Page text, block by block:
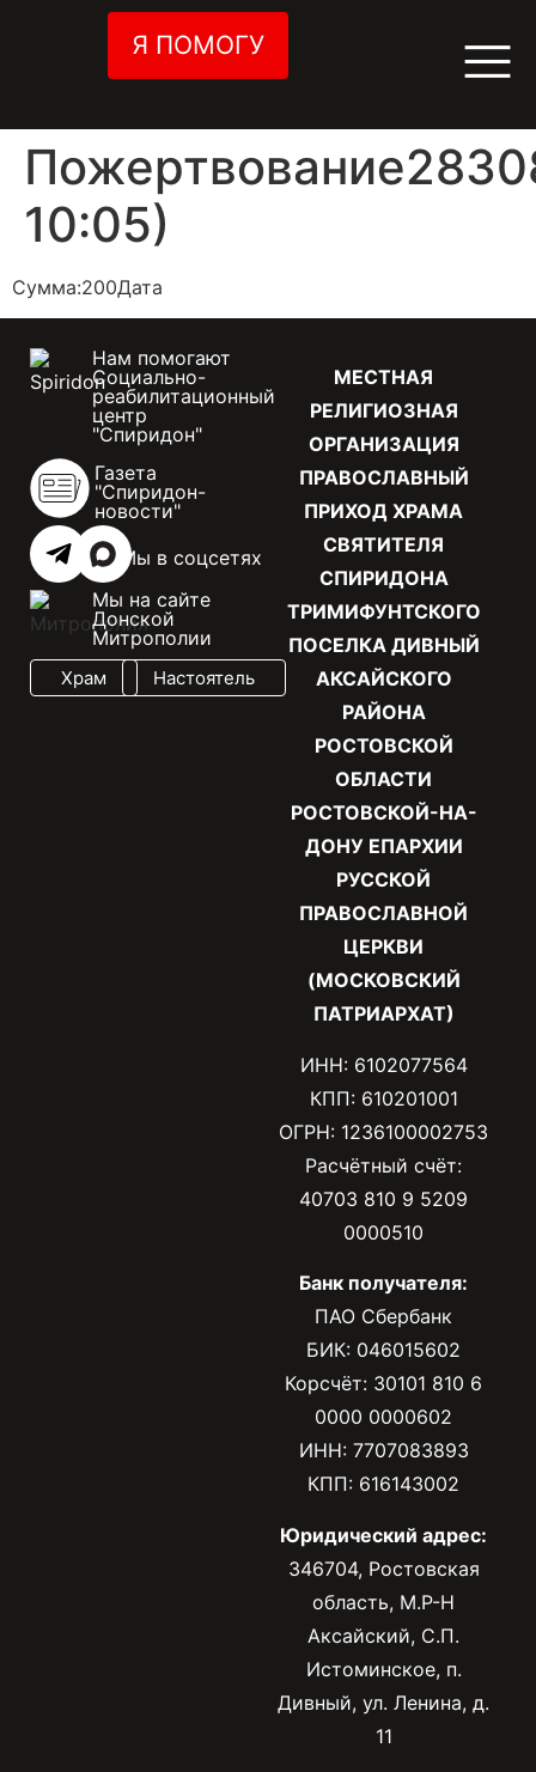
Я ПОМОГУ
10:05)
Сумма:200Дата
МЕСТНАЯ
РЕЛИГИОЗНАЯ
ОРГАНИЗАЦИЯ
ПРАВОСЛАВНЫЙ
ПРИХОД ХРАМА
СВЯТИТЕЛЯ
СПИРИДОНА
ТРИМИФУНТСКОГО
ПОСЕЛКА ДИВНЫЙ
АКСАЙСКОГО
РАЙОНА
РОСТОВСКОЙ
ОБЛАСТИ
РОСТОВСКОЙ-НА-
ДОНУ ЕПАРХИИ
РУССКОЙ
ПРАВОСЛАВНОЙ
ЦЕРКВИ
(МОСКОВСКИЙ
ПАТРИАРХАТ)
ИНН: 6102077564
КПП: 610201001
ОГРН: 1236100002753
Расчётный счёт:
40703 810 9 5209
0000510
Банк получателя:
ПАО Сбербанк
БИК: 046015602
Корсчёт: 30101 810 6
0000 0000602
ИНН: 7707083893
КПП: 616143002
Юридический адрес:
346704, Ростовская
область, М.Р-Н
Аксайский, С.П.
Истоминское, п.
Дивный, ул. Ленина, д.
11
Нам помогают
Социально-
реабилитационный
центр
"Спиридон"
Газета
"Спиридон-
новости"
Мы в соцсетях
Мы на сайте
Донской
Митрополии
Храм Настоятель